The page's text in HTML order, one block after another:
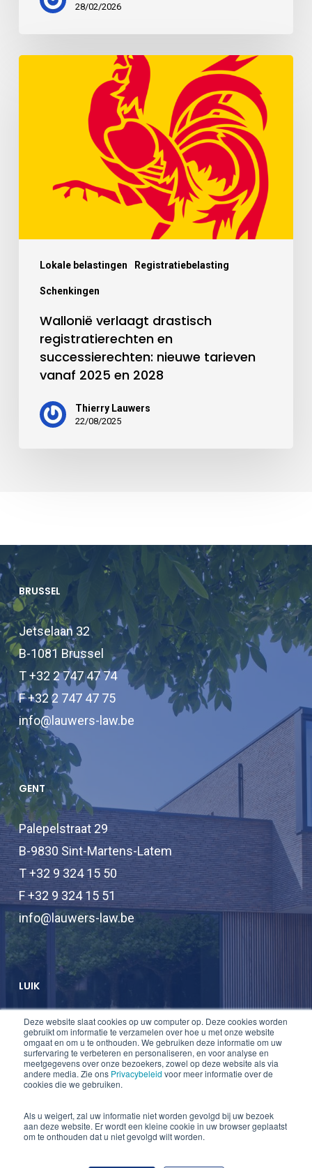
Deze website slaat cookies op uw computer op. Deze cookies worden
gebruikt om informatie te verzamelen over hoe u met onze website
omgaat en om u te onthouden. We gebruiken deze informatie om uw
surfervaring te verbeteren en personaliseren, en voor analyse en
meetgegevens over onze bezoekers, zowel op deze website als via
andere media. Zie ons Privacybeleid voor meer informatie over de
cookies die we gebruiken.
Als u weigert, zal uw informatie niet worden gevolgd bij uw bezoek
aan deze website. Er wordt een kleine cookie in uw browser geplaatst
om te onthouden dat u niet gevolgd wilt worden.
28/02/2026
Lokale belastingen Registratiebelasting
Schenkingen
Wallonië verlaagt drastisch
registratierechten en
successierechten: nieuwe tarieven
vanaf 2025 en 2028
Thierry Lauwers
22/08/2025
BRUSSEL
Jetselaan 32
B-1081 Brussel
T +32 2 747 47 74
F +32 2 747 47 75
info@lauwers-law.be
GENT
Palepelstraat 29
B-9830 Sint-Martens-Latem
T +32 9 324 15 50
F +32 9 324 15 51
info@lauwers-law.be
LUIK
T +32 2 747 47 74
F +32 2 747 47 75
info@lauwers-law.be